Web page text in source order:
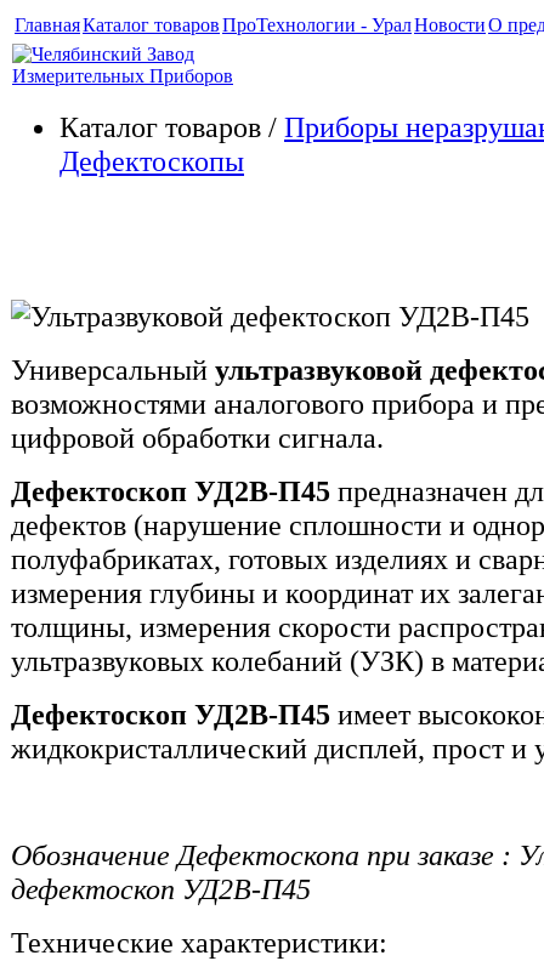
ГлавнаяКаталог товаровПроТехнологии - УралНовостиО
Каталог товаров / Приборы
Дефектоскопы
Универсальный ультразвуковой
возможностями аналогового прибора и
цифровой обработки сигнала.
Дефектоскоп УД2В-П45 предназначен
дефектов (нарушение сплошности и
полуфабрикатах, готовых изделиях и
измерения глубины и координат их
толщины, измерения скорости
ультразвуковых колебаний (УЗК) в
Дефектоскоп УД2В-П45 имеет
жидкокристаллический дисплей, прост и
Обозначение Дефектоскопа при заказе :
дефектоскоп УД2В-П45
Технические характеристики: